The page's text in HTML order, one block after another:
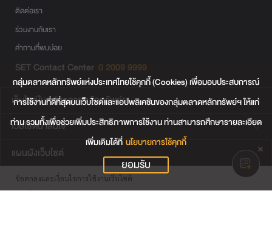
ติดต่อเรา
ร่วมงานกับเรา
คำถามที่พบบ่อย
SET Contact Center 0 2009 9999
เว็บไซต์ในกลุ่มตลาดหลักทรัพย์ฯ
เว็บไซต์น่าสนใจ
แผนผังเว็บไซต์
ข้อตกลงและเงื่อนไขการใช้งานเว็บไซต์
การคุ้มครองข้อมูลส่วนบุคคล
กลุ่มตลาดหลักทรัพย์แห่งประเทศไทยใช้คุกกี้ (Cookies) เพื่อมอบประสบการณ์
การใช้งานที่ดีที่สุดบนเว็บไซต์และแอปพลิเคชันของกลุ่มตลาดหลักทรัพย์ฯ ให้แก่
ท่าน รวมทั้งเพื่อช่วยเพิ่มประสิทธิภาพการใช้งาน ท่านสามารถศึกษารายละเอียด
เพิ่มเติมได้ที่ นโยบายการใช้คุกกี้
ยอมรับ